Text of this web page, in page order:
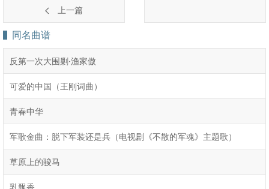
上一篇
同名曲谱
反第一次大围剿·渔家傲
可爱的中国（王刚词曲）
青春中华
军歌金曲：脱下军装还是兵（电视剧《不散的军魂》主题歌）
草原上的骏马